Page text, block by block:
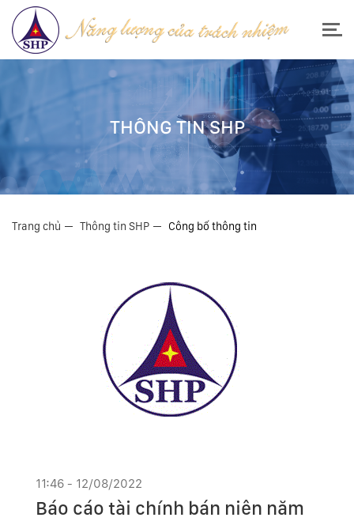
THÔNG TIN SHP
Trang chủ Thông tin SHP Công bố thông tin
11:46 - 12/08/2022
Báo cáo tài chính bán niên năm